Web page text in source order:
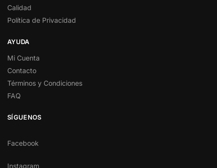
Calidad
Política de Privacidad
AYUDA
Mi Cuenta
Contacto
Términos y Condiciones
FAQ
SÍGUENOS
Facebook
Instagram